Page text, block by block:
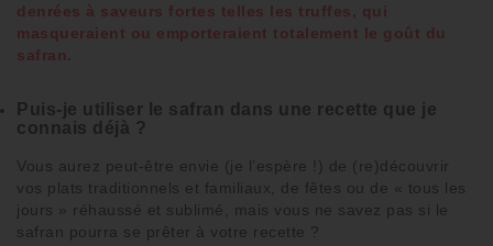
denrées à saveurs fortes telles les truffes, qui
masqueraient ou emporteraient totalement le goût du
safran.
Puis-je utiliser le safran dans une recette que je
connais déjà ?
Vous aurez peut-être envie (je l’espère !) de (re)découvrir
vos plats traditionnels et familiaux, de fêtes ou de « tous les
jours » réhaussé et sublimé , mais vous ne savez pas si le
safran pourra se prêter à votre recette ?